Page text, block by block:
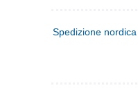
Spedizione